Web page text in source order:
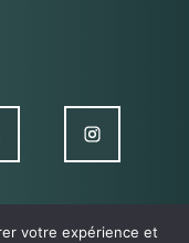
votre expérience et